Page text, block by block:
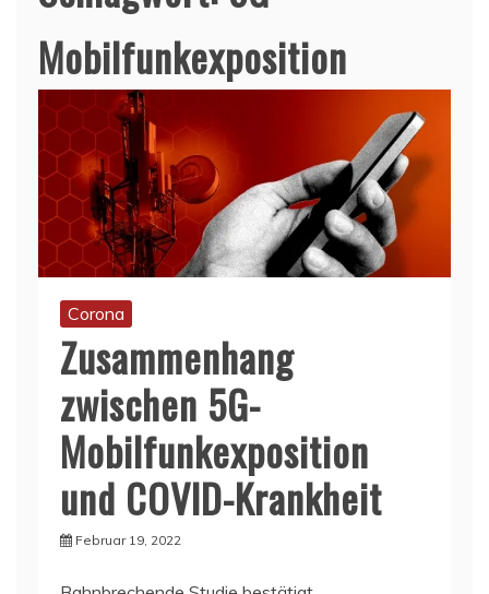
Mobilfunkexposition
Corona
Zusammenhang
zwischen 5G-
Mobilfunkexposition
und COVID-Krankheit
Februar 19, 2022